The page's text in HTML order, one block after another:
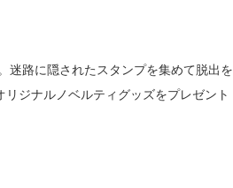
迷路に隠されたスタンプを集めて脱出を
ジナルノベルティグッズをプレゼント